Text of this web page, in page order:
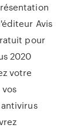
Avis
pour
2020
votre